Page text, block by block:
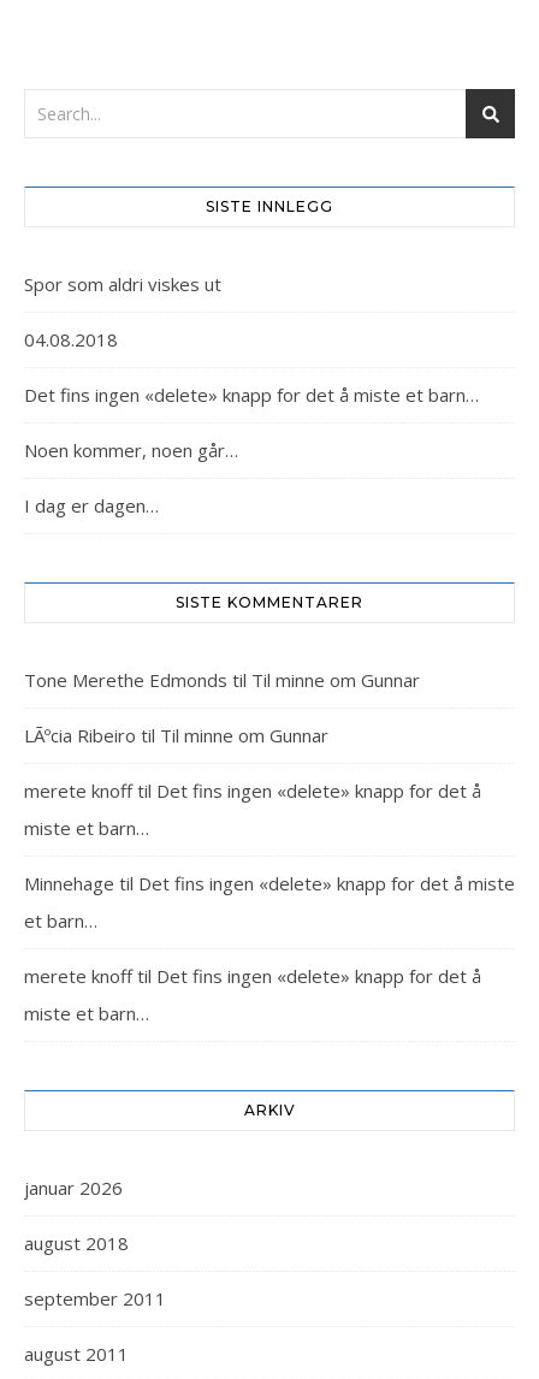
SISTE INNLEGG
Spor som aldri viskes ut
04.08.2018
Det fins ingen «delete» knapp for det å miste et barn…
Noen kommer, noen går…
I dag er dagen…
SISTE KOMMENTARER
Tone Merethe Edmonds til Til minne om Gunnar
LÃºcia Ribeiro til Til minne om Gunnar
merete knofftil Det fins ingen «delete» knapp for det å
miste et barn…
Minnehage til Det fins ingen «delete» knapp for det å miste
et barn…
merete knofftil Det fins ingen «delete» knapp for det å
miste et barn…
ARKIV
januar 2026
august 2018
september 2011
august 2011